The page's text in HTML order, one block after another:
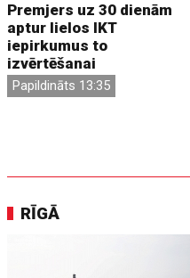
Premjers uz 30 dienām
aptur lielos IKT
iepirkumus to
izvērtēšanai
Papildināts 13:35
RĪGĀ